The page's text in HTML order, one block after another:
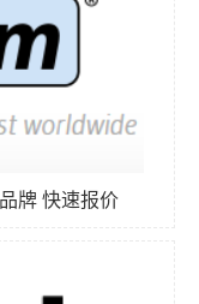
牌 快速报价